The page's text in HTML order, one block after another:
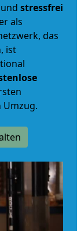
und stressfrei
als
das
ist